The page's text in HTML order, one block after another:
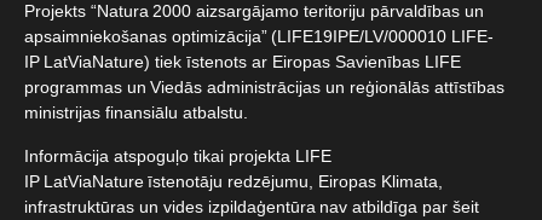
Projekts “Natura 2000 aizsargājamo teritoriju pārvaldības un
apsaimniekošanas optimizācija” (LIFE19IPE/LV/000010 LIFE-
IP LatViaNature) tiek īstenots ar Eiropas Savienības LIFE
programmas un Viedās administrācijas un reģionālās attīstības
ministrijas finansiālu atbalstu.​
Informācija atspoguļo tikai projekta LIFE
IP LatViaNature īstenotāju redzējumu, Eiropas Klimata,
infrastruktūras un vides izpildaģentūra nav atbildīga par šeit